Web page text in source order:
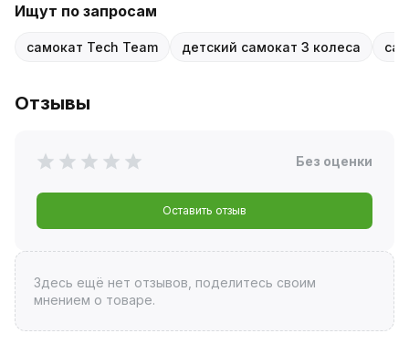
Ищут по запросам
самокат Tech Team детский самокат 3 колеса
Отзывы
Без оценки
Оставить отзыв
Здесь ещё нет отзывов, поделитесь своим
мнением о товаре.